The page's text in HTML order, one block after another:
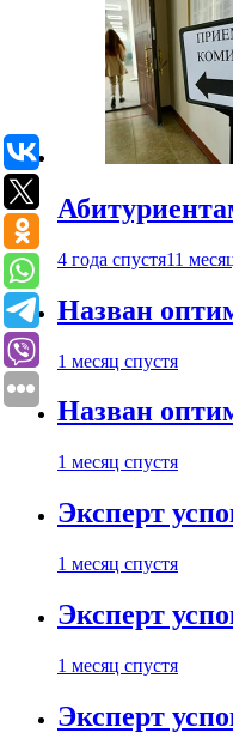
4 года спустя11
Назван
1 месяц спустя
Назван
1 месяц спустя
Эксперт
1 месяц спустя
Эксперт
1 месяц спустя
Эксперт